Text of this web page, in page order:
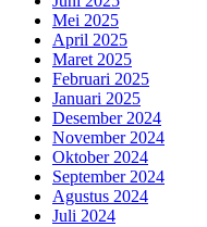
Mei 2025
April 2025
Maret 2025
Februari 2025
Januari 2025
Desember 2024
November 2024
Oktober 2024
September 2024
Agustus 2024
Juli 2024